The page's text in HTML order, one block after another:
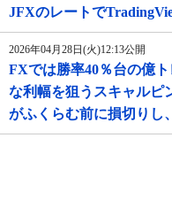
JFXのレートで
2026年04月28日(火)12:13公開
FXでは勝率40％台の億
な利幅を狙うスキャルピ
がふくらむ前に損切り